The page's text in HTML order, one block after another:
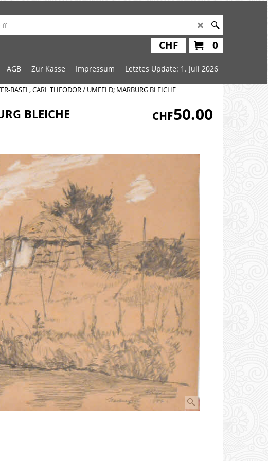
0
CHF
AGB Zur Kasse Impressum Letztes Update: 1. Juli 2026
BASEL, CARL THEODOR / UMFELD; MARBURG BLEICHE
BLEICHE CHF50.00